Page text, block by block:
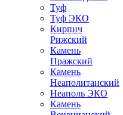
Туф
Туф ЭКО
Кирпич
Рижский
Камень
Пражский
Камень
Неаполитанский
Неаполь ЭКО
Камень